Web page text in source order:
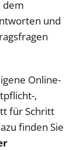
dem
und
Online-
,
für Schritt
finden Sie